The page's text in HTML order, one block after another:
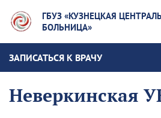
ГБУЗ «КУЗНЕЦКАЯ
БОЛЬНИЦА»
ЗАПИСАТЬСЯ К ВРАЧУ
Неверкинская